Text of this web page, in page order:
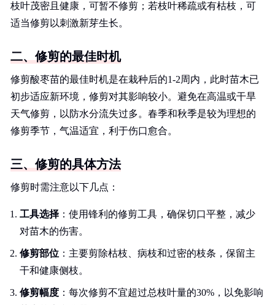
枝叶茂密且健康，可暂不修剪；若枝叶稀疏或有枯枝，可
适当修剪以刺激新芽生长。
二、修剪的最佳时机
修剪酸枣苗的最佳时机是在栽种后的1-2周内，此时苗木已
初步适应新环境，修剪对其影响较小。避免在高温或干旱
天气修剪，以防水分流失过多。春季和秋季是较为理想的
修剪季节，气温适宜，利于伤口愈合。
三、修剪的具体方法
修剪时需注意以下几点：
工具选择 ：使用锋利的修剪工具，确保切口平整，减少
对苗木的伤害。
修剪部位 ：主要剪除枯枝、病枝和过密的枝条，保留主
干和健康侧枝。
修剪幅度 ：每次修剪不宜超过总枝叶量的30%，以免影响